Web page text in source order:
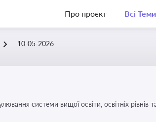
Про проєкт Всі Теми
10-05-2026
системи вищої освіти, освітніх рівнів та